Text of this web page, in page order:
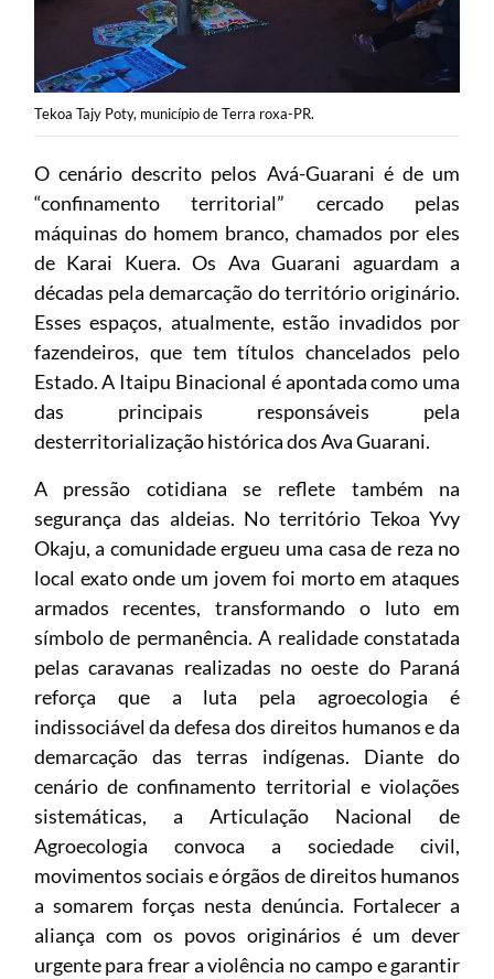
Tekoa Tajy Poty, município de Terra roxa-PR.
O cenário descrito pelos Avá-Guarani é de um
“confinamento territorial” cercado pelas
máquinas do homem branco, chamados por eles
de Karai Kuera. Os Ava Guarani aguardam a
décadas pela demarcação do território originário.
Esses espaços, atualmente, estão invadidos por
fazendeiros, que tem títulos chancelados pelo
Estado. A Itaipu Binacional é apontada como uma
das principais responsáveis pela
desterritorialização histórica dos Ava Guarani.
A pressão cotidiana se reflete também na
segurança das aldeias. No território Tekoa Yvy
Okaju, a comunidade ergueu uma casa de reza no
local exato onde um jovem foi morto em ataques
armados recentes, transformando o luto em
símbolo de permanência. A realidade constatada
pelas caravanas realizadas no oeste do Paraná
reforça que a luta pela agroecologia é
indissociável da defesa dos direitos humanos e da
demarcação das terras indígenas. Diante do
cenário de confinamento territorial e violações
sistemáticas, a Articulação Nacional de
Agroecologia convoca a sociedade civil,
movimentos sociais e órgãos de direitos humanos
a somarem forças nesta denúncia. Fortalecer a
aliança com os povos originários é um dever
urgente para frear a violência no campo e garantir